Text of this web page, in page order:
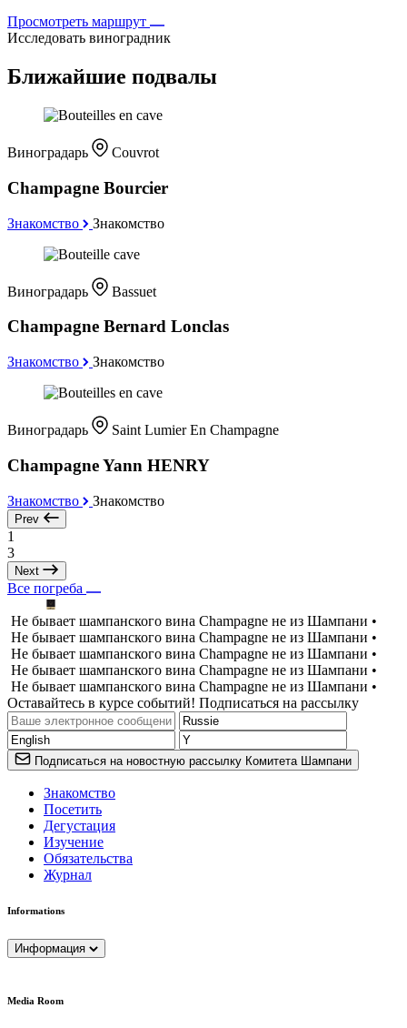
Просмотреть маршрут
Исследовать виноградник
Ближайшие подвалы
Виноградарь Couvrot
Champagne Bourcier
Знакомство Знакомство
Виноградарь Bassuet
Champagne Bernard Lonclas
Знакомство Знакомство
Виноградарь Saint Lumier En Champagne
Champagne Yann HENRY
Знакомство Знакомство
Prev
1
3
Next
Все погреба
Не бывает шампанского вина Champagne не из Шампани •
Не бывает шампанского вина Champagne не из Шампани •
Не бывает шампанского вина Champagne не из Шампани •
Не бывает шампанского вина Champagne не из Шампани •
Не бывает шампанского вина Champagne не из Шампани •
Оставайтесь в курсе событий! Подписаться на рассылку
Подписаться на новостную рассылку Комитета Шампани
Знакомство
Посетить
Дегустация
Изучение
Обязательства
Журнал
Informations
Информация
Media Room